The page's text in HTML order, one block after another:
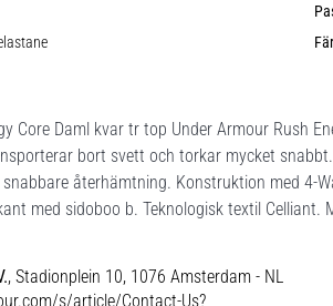
Core Daml kvar tr top Under Armour Rush
bort svett och torkar mycket
återhämtning. Konstruktion med 4-
med sidoboo b. Teknologisk textil Celliant.
, Stadionplein 10, 1076 Amsterdam - NL
s/article/Contact-Us?